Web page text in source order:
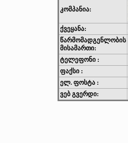
კომპანია:
ქვეყანა:
წარმომადგენლობის
მისამართი:
ტელეფონი :
ფაქსი :
ელ. ფოსტა :
ვებ გვერდი: